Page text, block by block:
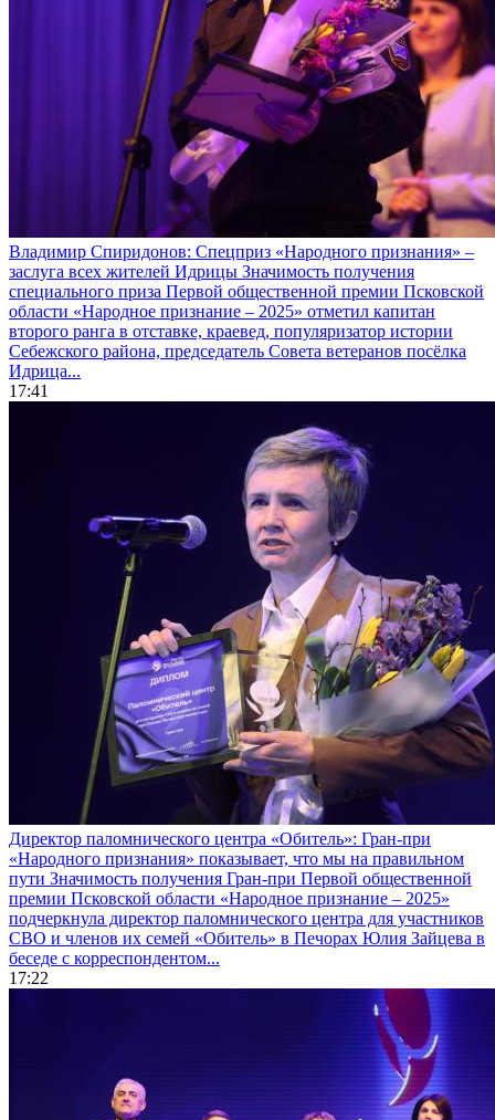
Владимир Спиридонов: Спецприз «Народного признания» –
заслуга всех жителей Идрицы Значимость получения
специального приза Первой общественной премии Псковской
области «Народное признание – 2025» отметил капитан
второго ранга в отставке, краевед, популяризатор истории
Себежского района, председатель Совета ветеранов посёлка
Идрица...
17:41
Директор паломнического центра «Обитель»: Гран-при
«Народного признания» показывает, что мы на правильном
пути Значимость получения Гран-при Первой общественной
премии Псковской области «Народное признание – 2025»
подчеркнула директор паломнического центра для участников
СВО и членов их семей «Обитель» в Печорах Юлия Зайцева в
беседе с корреспондентом...
17:22